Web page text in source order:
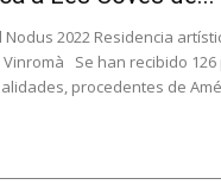
Nodus 2022 Residencia
Vinromà Se han recibido 126
procedentes de